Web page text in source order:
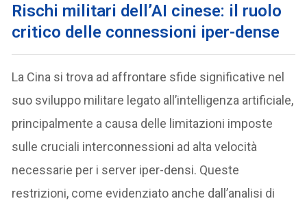
Rischi militari dell’AI cinese: il ruolo
critico delle connessioni iper-dense
La Cina si trova ad affrontare sfide significative nel
suo sviluppo militare legato all’intelligenza artificiale,
principalmente a causa delle limitazioni imposte
sulle cruciali interconnessioni ad alta velocità
necessarie per i server iper-densi. Queste
restrizioni, come evidenziato anche dall’analisi di